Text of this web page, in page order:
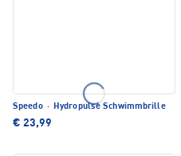
Speedo · Hydropulse Schwimmbrille
€ 23,99